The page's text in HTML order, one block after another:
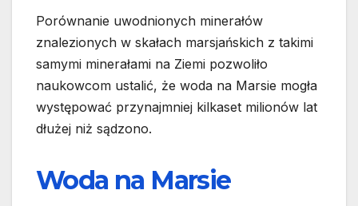
Porównanie uwodnionych minerałów
znalezionych w skałach marsjańskich z takimi
samymi minerałami na Ziemi pozwoliło
naukowcom ustalić, że woda na Marsie mogła
występować przynajmniej kilkaset milionów lat
dłużej niż sądzono.
Woda na Marsie